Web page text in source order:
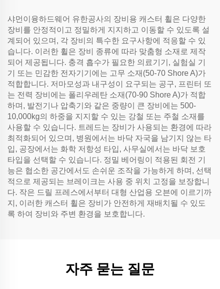
샤먼이융하드웨어 유한공사의 장비용 캐스터 휠은 다양한
장비를 안정적이고 정밀하게 지지하고 이동할 수 있도록 설
계되어 있으며, 각 장비의 특수한 요구사항에 적응할 수 있
습니다. 이러한 휠은 장비 종류에 따라 맞춤형 소재로 제작
되어 제공됩니다. 충격 흡수가 필요한 의료기기, 실험실 기
기 또는 민감한 전자기기에는 고무 소재(50-70 Shore A)가
적합합니다. 저마모성과 내구성이 요구되는 공구, 프린터 또
는 전력 장비에는 폴리우레탄 소재(70-90 Shore A)가 적합
하며, 발전기나 압축기와 같은 중량이 큰 장비에는 500-
10,000kg의 하중을 지지할 수 있는 강철 또는 주철 소재를
사용할 수 있습니다. 트레드는 장비가 사용되는 환경에 따라
최적화되어 있으며, 병원에서는 바닥 자국을 남기지 않는 타
입, 공장에서는 화학 저항성 타입, 사무실에서는 바닥 보호
타입을 선택할 수 있습니다. 정밀 베어링이 적용된 회전 기
능은 협소한 공간에서도 손쉬운 조작을 가능하게 하며, 선택
적으로 제공되는 브레이크는 사용 중 위치 고정을 보장합니
다. 작은 드릴 프레스에서부터 대형 산업용 오븐에 이르기까
지, 이러한 캐스터 휠은 장비가 안전하게 재배치될 수 있도
록 하여 장비와 주변 환경을 보호합니다.
자주 묻는 질문